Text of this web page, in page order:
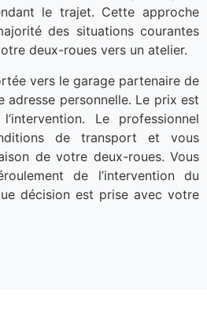
le trajet. Cette approche
des situations courantes
deux-roues vers un atelier.
vers le garage partenaire de
adresse personnelle. Le prix est
Le professionnel
de transport et vous
de votre deux-roues. Vous
de l’intervention du
décision est prise avec votre